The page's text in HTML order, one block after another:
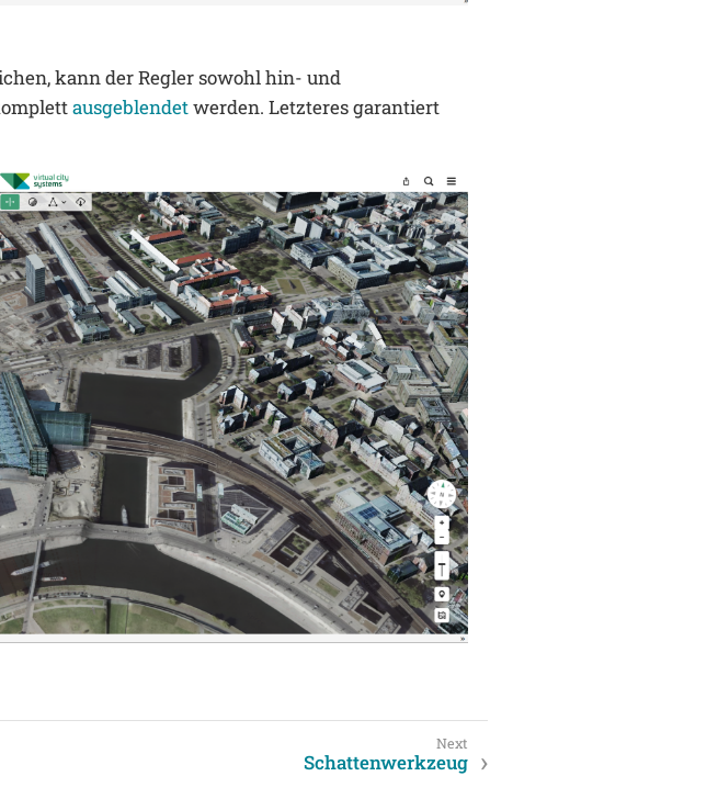
kann der Regler sowohl hin- und
ausgeblendetwerden. Letzteres garantiert
Schattenwerkzeug